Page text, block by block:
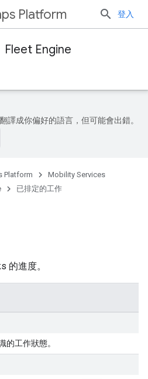
Platform 登入
Fleet Engine
譯成你偏好的語言，但可能會出錯。
Platform
Mobility Services
已排定的工作
的進度。
的工作狀態。